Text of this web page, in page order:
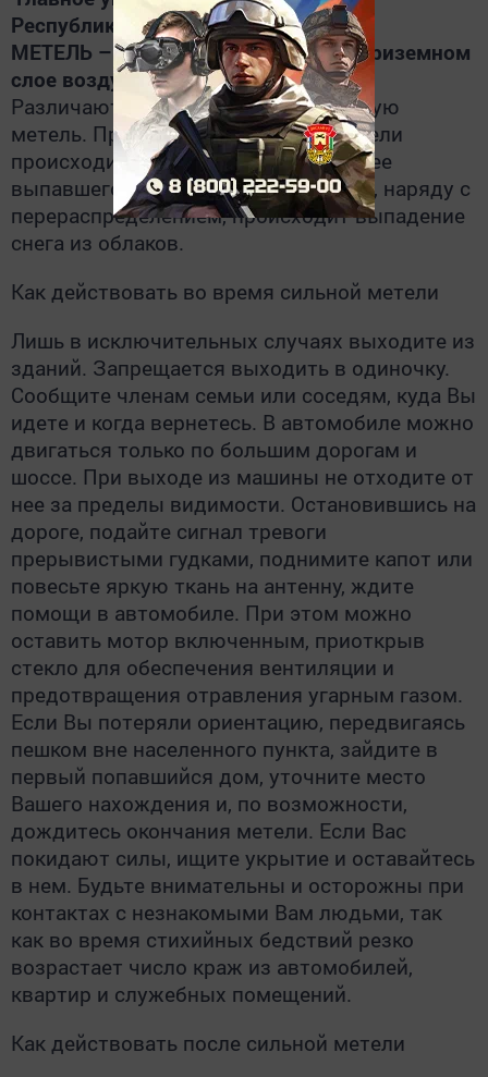
Республике Татарстан рекомендует:
МЕТЕЛЬ – перенос снега ветром в приземном
слое воздуха.
Различают поземок, низовую и общую
метель. При поземке и низовой метели
происходит перераспределение ранее
выпавшего снега, при общей метели, наряду с
перераспределением, происходит выпадение
снега из облаков.
Как действовать во время сильной метели
Лишь в исключительных случаях выходите из
зданий. Запрещается выходить в одиночку.
Сообщите членам семьи или соседям, куда Вы
идете и когда вернетесь. В автомобиле можно
двигаться только по большим дорогам и
шоссе. При выходе из машины не отходите от
нее за пределы видимости. Остановившись на
дороге, подайте сигнал тревоги
прерывистыми гудками, поднимите капот или
повесьте яркую ткань на антенну, ждите
помощи в автомобиле. При этом можно
оставить мотор включенным, приоткрыв
стекло для обеспечения вентиляции и
предотвращения отравления угарным газом.
Если Вы потеряли ориентацию, передвигаясь
пешком вне населенного пункта, зайдите в
первый попавшийся дом, уточните место
Вашего нахождения и, по возможности,
дождитесь окончания метели. Если Вас
покидают силы, ищите укрытие и оставайтесь
в нем. Будьте внимательны и осторожны при
контактах с незнакомыми Вам людьми, так
как во время стихийных бедствий резко
возрастает число краж из автомобилей,
квартир и служебных помещений.
Как действовать после сильной метели